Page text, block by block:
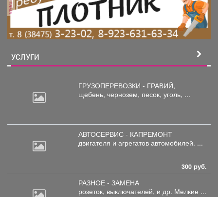
УСЛУГИ
ГРУЗОПЕРЕВОЗКИ - ГРАВИЙ,
щебень, чернозем, песок, уголь, ...
АВТОСЕРВИС - КАПРЕМОНТ
двигателя и агрегатов автомобилей. ...
300 руб.
РАЗНОЕ - ЗАМЕНА
розеток, выключателей, и др. Мелкие ...